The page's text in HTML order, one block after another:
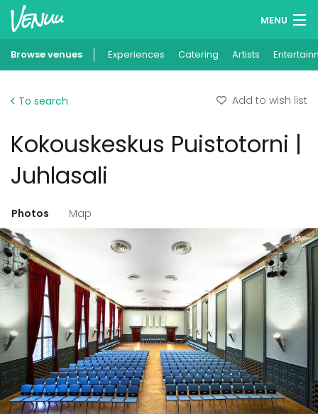
MENU
Wish lists
Add your venue
Browse venues Experiences Catering Artists
To search Add to wish list
Kokouskeskus Puistotorni |
Juhlasali
Photos Map